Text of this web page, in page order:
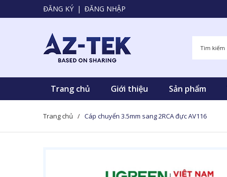
ĐĂNG KÝ | ĐĂNG NHẬP
Trang chủ Giới thiệu Sản phẩm
Trang chủ / Cáp chuyển 3.5mm sang 2RCA đực AV116